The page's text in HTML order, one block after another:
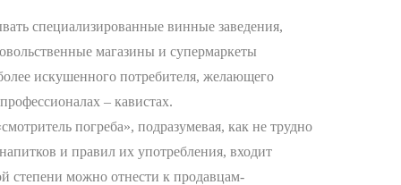
специализированные винные заведения,
магазины и супермаркеты
искушенного потребителя, желающего
– кавистах.
погреба», подразумевая, как не трудно
и правил их употребления, входит
степени можно отнести к продавцам-